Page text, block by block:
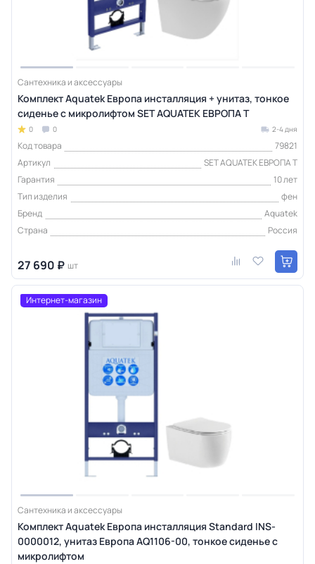
Сантехника и аксессуары
Комплект Aquatek Европа инсталляция + унитаз, тонкое
сиденье с микролифтом SET AQUATEK ЕВРОПА T
0 0 2-4 дня
Код товара
79821
Артикул
SET AQUATEK ЕВРОПА T
Гарантия
10 лет
Тип изделия
фен
Бренд
Aquatek
Страна
Россия
27 690 ₽ шт
Интернет-магазин
Сантехника и аксессуары
Комплект Aquatek Европа инсталляция Standard INS-
0000012, унитаз Европа AQ1106-00, тонкое сиденье с
микролифтом